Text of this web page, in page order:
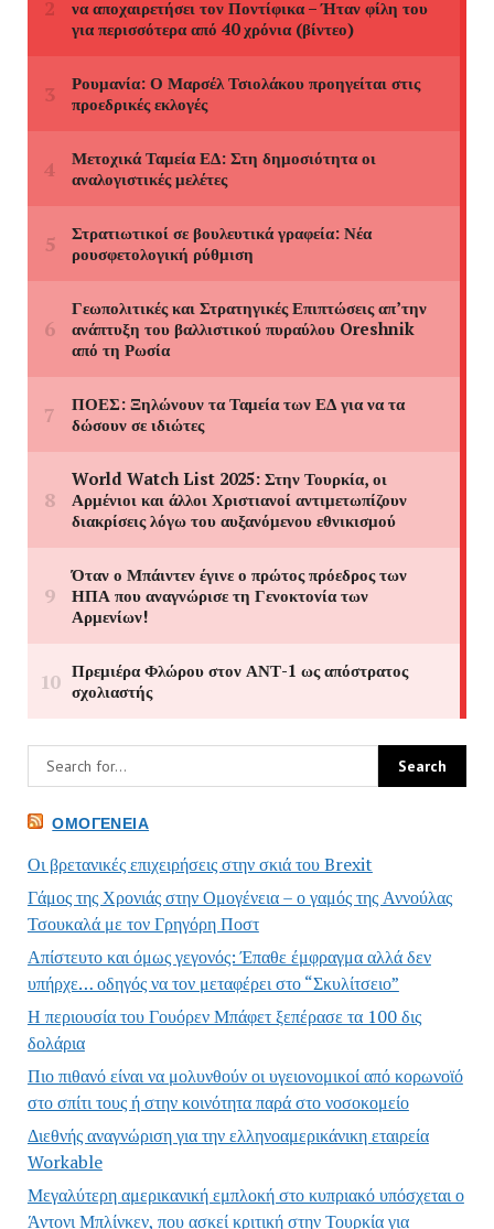
ΟΜΟΓΈΝΕΙΑ
Οι βρετανικές επιχειρήσεις στην σκιά του Brexit
Γάμος της Χρονιάς στην Ομογένεια – ο γαμός της Αννούλας
Τσουκαλά με τον Γρηγόρη Ποστ
Απίστευτο και όμως γεγονός: Έπαθε έμφραγμα αλλά δεν
υπήρχε… οδηγός να τον μεταφέρει στο “Σκυλίτσειο”
Η περιουσία του Γουόρεν Μπάφετ ξεπέρασε τα 100 δις
δολάρια
Πιο πιθανό είναι να μολυνθούν οι υγειονομικοί από κορωνοϊό
στο σπίτι τους ή στην κοινότητα παρά στο νοσοκομείο
Διεθνής αναγνώριση για την ελληνοαμερικάνικη εταιρεία
Workable
Μεγαλύτερη αμερικανική εμπλοκή στο κυπριακό υπόσχεται ο
Άντονι Μπλίνκεν, που ασκεί κριτική στην Τουρκία για